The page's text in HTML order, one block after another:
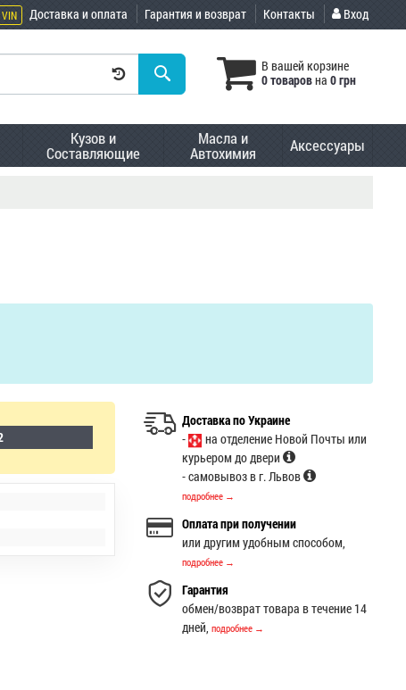
Доставка и оплата Гарантия и возврат Контакты Вход
В вашей корзине
0 товаровна 0 грн
Кузов и
Составляющие
Масла и
Автохимия Аксессуары
Доставка по Украине
-
на отделение Новой Почты или
курьером до двери
- самовывоз в г. Львов
подробнее →
Оплата при получении
или другим удобным способом,
подробнее →
Гарантия
обмен/возврат товара в течение 14
дней,подробнее →